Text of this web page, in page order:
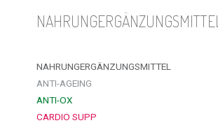
NAHRUNGERGÄNZUNGSMITTEL
NAHRUNGERGÄNZUNGSMITTEL
ANTI-AGEING
ANTI-OX
CARDIO SUPP